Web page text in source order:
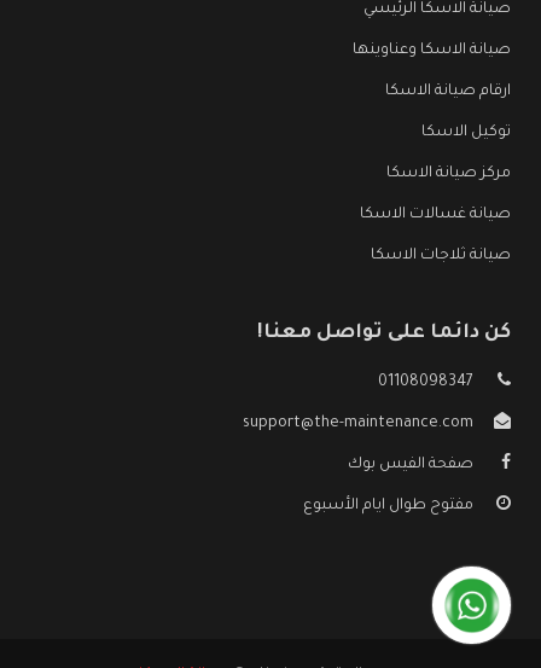
صيانة الاسكا الرئيسي
صيانة الاسكا وعناوينها
ارقام صيانة الاسكا
توكيل الاسكا
مركز صيانة الاسكا
صيانة غسالات الاسكا
صيانة ثلاجات الاسكا
كن دائما على تواصل معنا!
01108098347
support@the-maintenance.com
صفحة الفيس بوك
مفتوح طوال ايام الأسبوع